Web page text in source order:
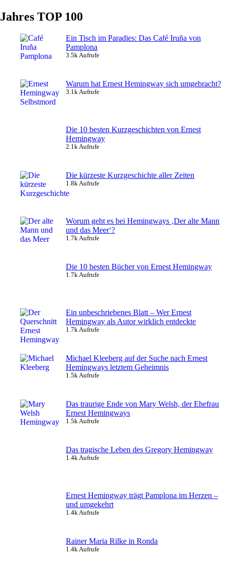
Jahres TOP 100
Ein Tisch im Paradies: Das Café Iruña von
Pamplona
3.5k Aufrufe
Warum hat Ernest Hemingway sich umgebracht?
3.1k Aufrufe
Die 10 besten Kurzgeschichten von Ernest
Hemingway
2.1k Aufrufe
Die kürzeste Kurzgeschichte aller Zeiten
1.8k Aufrufe
Worum geht es bei Hemingways ‚Der alte Mann
und das Meer‘?
1.7k Aufrufe
Die 10 besten Bücher von Ernest Hemingway
1.7k Aufrufe
Ein unbeschriebenes Blatt – Wer Ernest
Hemingway als Autor wirklich entdeckte
1.7k Aufrufe
Michael Kleeberg auf der Suche nach Ernest
Hemingways letztem Geheimnis
1.5k Aufrufe
Das traurige Ende von Mary Welsh, der Ehefrau
Ernest Hemingways
1.5k Aufrufe
Das tragische Leben des Gregory Hemingway
1.4k Aufrufe
Ernest Hemingway trägt Pamplona im Herzen –
und umgekehrt
1.4k Aufrufe
Rainer Maria Rilke in Ronda
1.4k Aufrufe